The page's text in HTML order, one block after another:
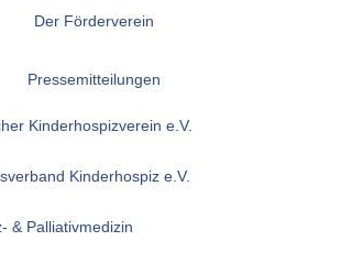
Der Förderverein
Pressemitteilungen